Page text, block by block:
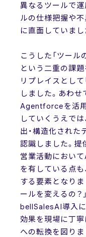
異なるツールで運
ルの仕様把握や
に直面していまし
こうした「ツール
という二重の課
リプレイスとし
しました。あわせ
Agentforceを活用
していくうえで
出・構造化され
認識しました。
営業活動におい
を有している点
する要素となりま
ールを変えるの？
bellSalesAI導入
効果を現場に丁
への転換を図りま